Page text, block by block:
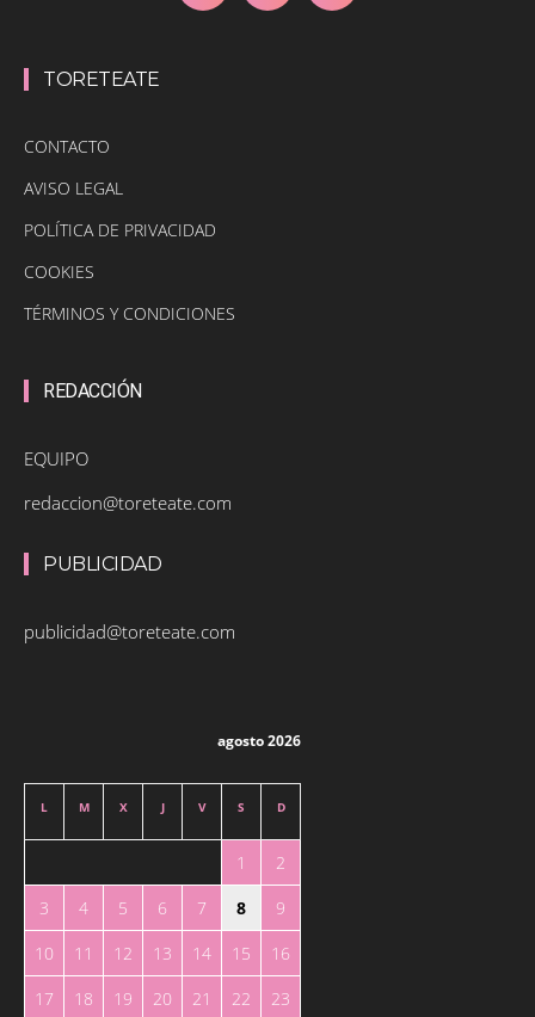
TORETEATE
CONTACTO
AVISO LEGAL
POLÍTICA DE PRIVACIDAD
COOKIES
TÉRMINOS Y CONDICIONES
REDACCIÓN
EQUIPO
redaccion@toreteate.com
PUBLICIDAD
publicidad@toreteate.com
agosto 2026
L M X J V S D
1
2
3
4 5 6 7 8
9
10
11 12 13 14 15
16
17
18 19 20 21 22
23